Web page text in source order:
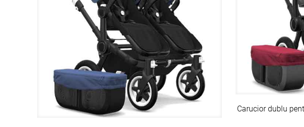
Carucior dublu